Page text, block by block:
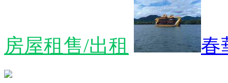
房屋租售/出租 春